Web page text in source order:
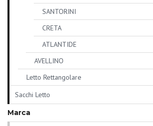
SANTORINI
CRETA
ATLANTIDE
AVELLINO
Letto Rettangolare
Sacchi Letto
Marca